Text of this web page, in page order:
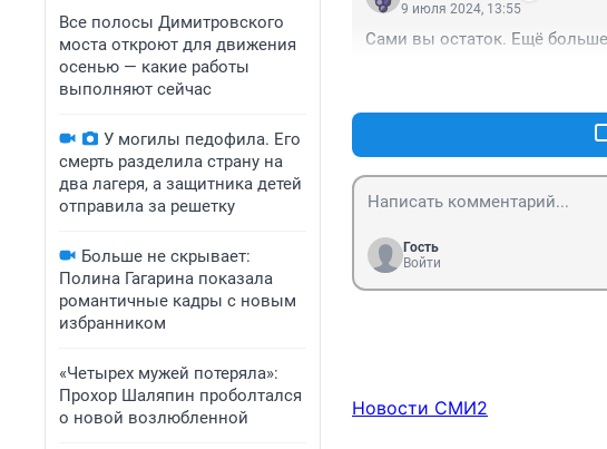
Все полосы Димитровского
моста откроют для движения
осенью — какие работы
выполняют сейчас
У могилы педофила. Его
смерть разделила страну на
два лагеря, а защитника детей
отправила за решетку
Больше не скрывает:
Полина Гагарина показала
романтичные кадры с новым
избранником
«Четырех мужей потеряла»:
Прохор Шаляпин проболтался
о новой возлюбленной
9 июля 2024, 13:55
Сами вы остаток. Ещё
Гость
Войти
Новости СМИ2